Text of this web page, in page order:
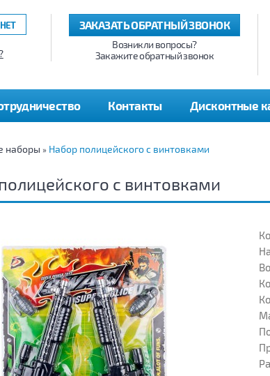
ЗАКАЗАТЬ ОБРАТНЫЙ ЗВОНОК
Возникли вопросы?
Закажите обратный звонок
Контакты Дисконтные
наборы » Набор полицейского с винтовками
с винтовками